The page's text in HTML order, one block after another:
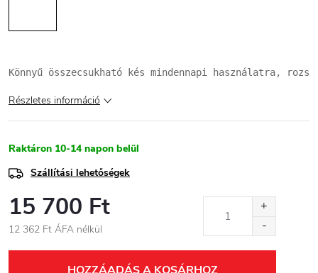
Könnyű összecsukható kés mindennapi használatra,
Részletes információ
Raktáron 10-14 napon belül
Szállítási lehetőségek
15 700 Ft
12 362 Ft ÁFA nélkül